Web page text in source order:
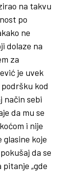
na takvu
po
ne
dolaze na
za
je uvek
kod
način sebi
da mu se
i nije
koje
da se
„gde